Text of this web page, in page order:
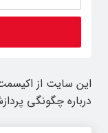
این سایت از
درباره چگونگی